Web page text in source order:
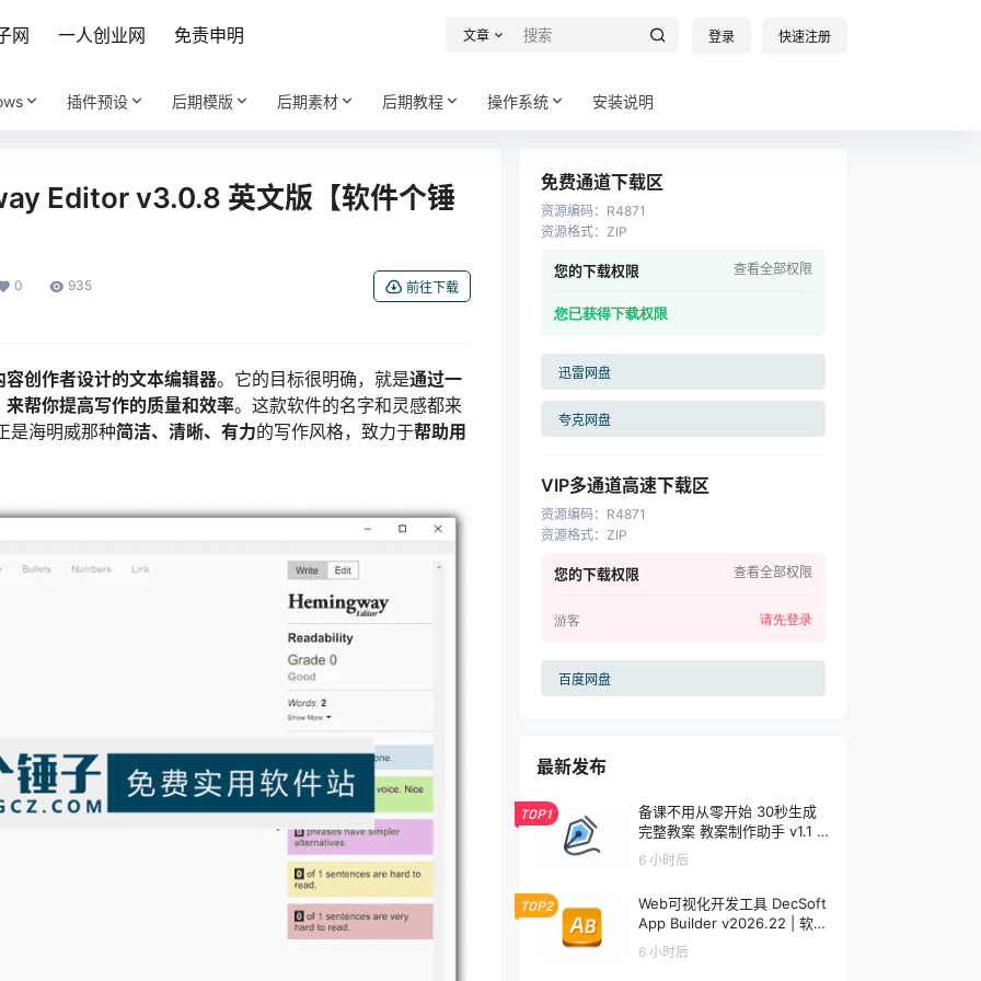
网 一人创业网 免责申明 文章 登录 快速注册
插件预设 后期模版 后期素材 后期教程 操作系统 安装说明
Editor v3.0.8 英文版【软件个锤
0 935 前往下载
容创作者设计的文本编辑器。它的目标很明确，就是通过一
帮你提高写作的质量和效率。这款软件的名字和灵感都来
是海明威那种简洁、清晰、有力的写作风格，致力于帮助用
免费通道下载区
资源编码： R4871
资源格式： ZIP
您的下载权限 查看全部权限
您已获得下载权限
迅雷网盘
夸克网盘
VIP多通道高速下载区
资源编码： R4871
资源格式： ZIP
您的下载权限 查看全部权限
游客 请先登录
百度网盘
最新发布
TOP1
备课不用从零开始 30秒生成
完整教案 教案制作助手 v1.1 |
软件个锤子 | S1001
6 小时后
TOP2
Web可视化开发工具 DecSoft
App Builder v2026.22 | 软件
个锤子 | R5092
6 小时后